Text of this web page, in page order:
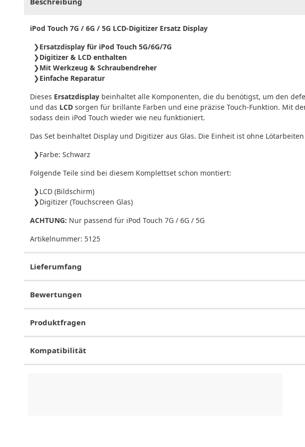
iPod Touch 7G / 6G / 5G LCD-Digitizer Ersatz Display
Ersatzdisplay für iPod Touch 5G/6G/7G
Digitizer & LCD enthalten
Mit Werkzeug & Schraubendreher
Einfache Reparatur
Dieses Ersatzdisplay beinhaltet alle Komponenten, die du benötigst, um den
und das LCD sorgen für brillante Farben und eine präzise Touch-Funktion. Mit
sodass dein iPod Touch wieder wie neu funktioniert.
Das Set beinhaltet Display und Digitizer aus Glas. Die Einheit ist ohne
Farbe: Schwarz
Folgende Teile sind bei diesem Komplettset schon montiert:
LCD (Bildschirm)
Digitizer (Touchscreen Glas)
ACHTUNG: Nur passend für iPod Touch 7G / 6G / 5G
Artikelnummer: 5125
Lieferumfang
Bewertungen
Produktfragen
Kompatibilität